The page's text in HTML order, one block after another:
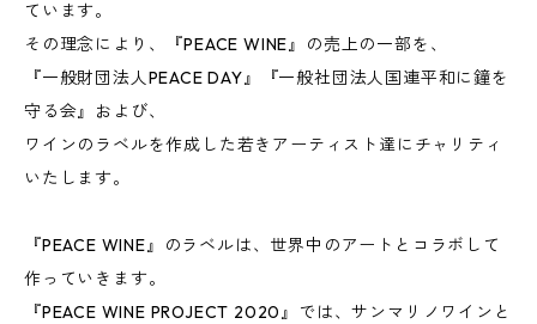
ています。
その理念により、『PEACE WINE』の売上の一部を、
『一般財団法人PEACE DAY』『一般社団法人国連平和に鐘を
守る会』および、
ワインのラベルを作成した若きアーティスト達にチャリティ
いたします。
『PEACE WINE』のラベルは、世界中のアートとコラボして
作っていきます。
『PEACE WINE PROJECT 2020』では、サンマリノワインと